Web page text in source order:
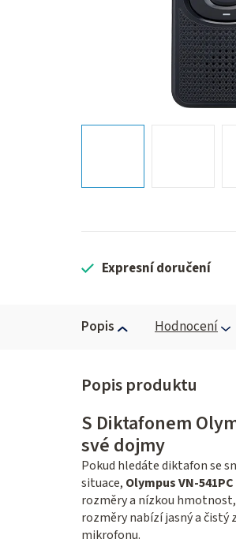
Expresní doručení
Popis Hodnocení
S Diktafonem
své dojmy
Pokud hledáte diktafon se
situace, Olympus VN-
rozměry a nízkou
rozměry nabízí jasný a
mikrofonu.